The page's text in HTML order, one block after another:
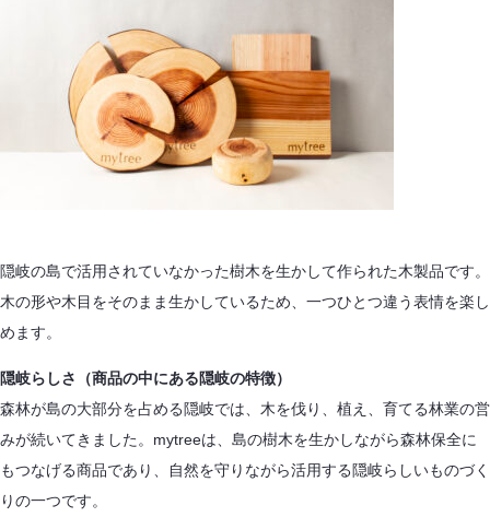
隠岐の島で活用されていなかった樹木を生かして作られた木製品です。
木の形や木目をそのまま生かしているため、一つひとつ違う表情を楽し
めます。
隠岐らしさ（商品の中にある隠岐の特徴）
森林が島の大部分を占める隠岐では、木を伐り、植え、育てる林業の営
みが続いてきました。mytreeは、島の樹木を生かしながら森林保全に
もつなげる商品であり、自然を守りながら活用する隠岐らしいものづく
りの一つです。